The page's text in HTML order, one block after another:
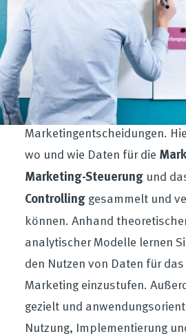
Konzept
Sie erhalten einen
datenbasierte Analyse
Marketingentscheidungen.
wo und wie Daten für die
Marketing-Steuerung und
Controlling gesammelt und
können. Anhand
analytischer Modelle lernen
den Nutzen von Daten für
Marketing einzustufen.
gezielt und
Nutzung, Implementierung